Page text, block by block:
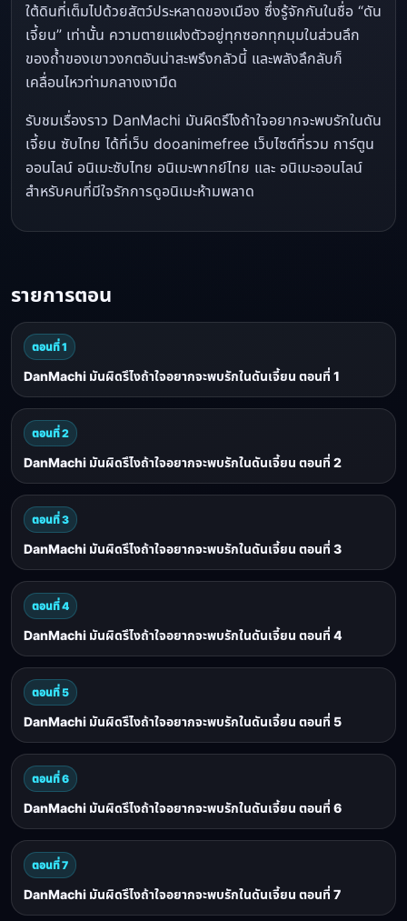
ใต้ดินที่เต็มไปด้วยสัตว์ประหลาดของเมือง ซึ่งรู้จักกันในชื่อ “ดัน
เจี้ยน” เท่านั้น ความตายแฝงตัวอยู่ทุกซอกทุกมุมในส่วนลึก
ของถ้ําของเขาวงกตอันน่าสะพรึงกลัวนี้ และพลังลึกลับก็
เคลื่อนไหวท่ามกลางเงามืด
รับชมเรื่องราว DanMachi มันผิดรึไงถ้าใจอยากจะพบรักในดัน
เจี้ยน ซับไทย ได้ที่เว็บ dooanimefree เว็บไซต์ที่รวม การ์ตูน
ออนไลน์ อนิเมะซับไทย อนิเมะพากย์ไทย และ อนิเมะออนไลน์
สำหรับคนที่มีใจรักการดูอนิเมะห้ามพลาด
รายการตอน
ตอนที่ 1
DanMachi มันผิดรึไงถ้าใจอยากจะพบรักในดันเจี้ยน ตอนที่ 1
ตอนที่ 2
DanMachi มันผิดรึไงถ้าใจอยากจะพบรักในดันเจี้ยน ตอนที่ 2
ตอนที่ 3
DanMachi มันผิดรึไงถ้าใจอยากจะพบรักในดันเจี้ยน ตอนที่ 3
ตอนที่ 4
DanMachi มันผิดรึไงถ้าใจอยากจะพบรักในดันเจี้ยน ตอนที่ 4
ตอนที่ 5
DanMachi มันผิดรึไงถ้าใจอยากจะพบรักในดันเจี้ยน ตอนที่ 5
ตอนที่ 6
DanMachi มันผิดรึไงถ้าใจอยากจะพบรักในดันเจี้ยน ตอนที่ 6
ตอนที่ 7
DanMachi มันผิดรึไงถ้าใจอยากจะพบรักในดันเจี้ยน ตอนที่ 7